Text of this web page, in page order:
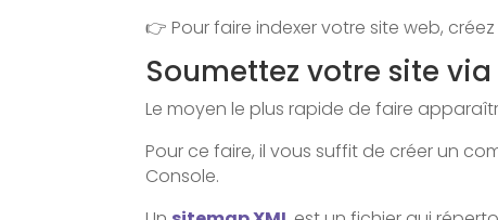
👉 Pour faire indexer votre site web,
Soumettez votre site
Le moyen le plus rapide de faire
Pour ce faire, il vous suffit de créer un
Console.